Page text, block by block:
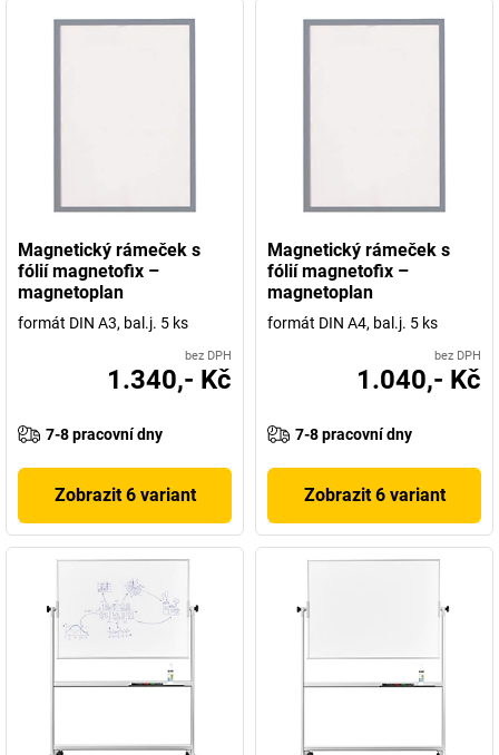
Magnetický rámeček s
fólií magnetofix –
magnetoplan
formát DIN A3, bal.j. 5 ks
bez DPH
1.340,- Kč
7-8 pracovní dny
Zobrazit 6 variant
Magnetický rámeček s
fólií magnetofix –
magnetoplan
formát DIN A4, bal.j. 5 ks
bez DPH
1.040,- Kč
7-8 pracovní dny
Zobrazit 6 variant